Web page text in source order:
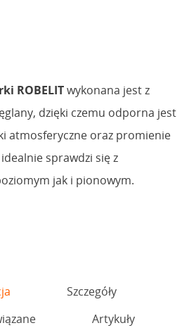
ROBELITwykonana jest z
dzięki czemu odporna jest
atmosferyczne oraz promienie
idealnie sprawdzi się z
jak i pionowym.
Szczegóły
Artykuły